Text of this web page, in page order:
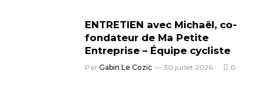
ENTRETIEN avec Michaël, co-
fondateur de Ma Petite
Entreprise – Équipe cycliste
Par Gabin Le Cozic 30 juillet 2026 0